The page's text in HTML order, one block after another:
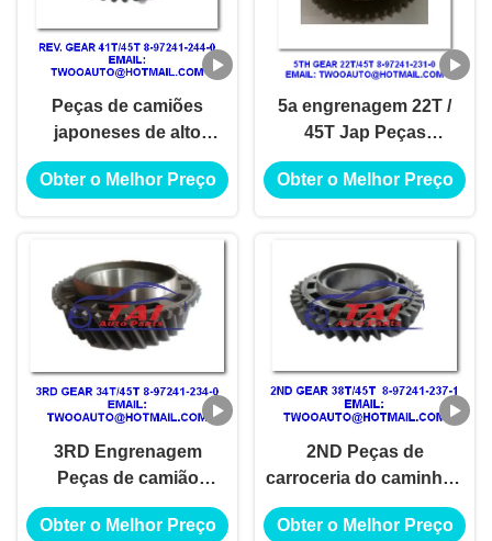
Peças de camiões
japoneses de alto
desempenho 41T/45T 8-
97241-244-0, 4JH1-TC
Obter o Melhor Preço
5a engrenagem 22T /
45T Jap Peças
sobressalentes de
camião 8-97241-231-0
Obter o Melhor Preço
3RD Engrenagem
Peças de camião
japonês 34T/45T 8-
97241-234-0 4JH1-TC
Obter o Melhor Preço
2ND Peças de
carroceria do caminhão
38T/45T 8-97241-237-1
4JH1-TC 4HF1-2005
Obter o Melhor Preço